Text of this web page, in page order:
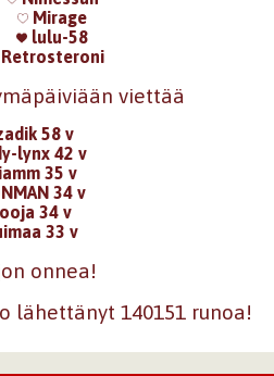
Mirage
lulu-58
Retrosteroni
viettää
58 v
lynx 42 v
35 v
34 v
34 v
33 v
onnea!
lähettänyt 140151 runoa!